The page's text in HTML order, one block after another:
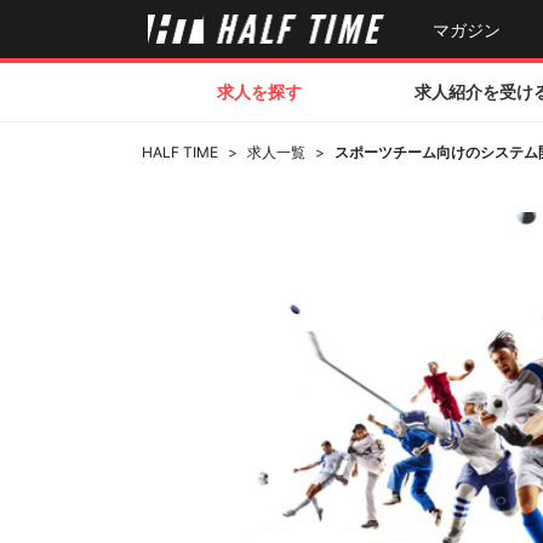
マガジン
求人を探す 求人紹介を受け
HALF TIME > 求人一覧 > スポーツチーム向けのシステ